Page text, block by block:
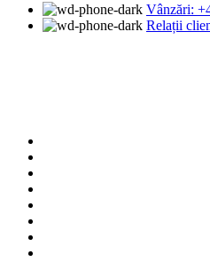
Vânzări:
Relații